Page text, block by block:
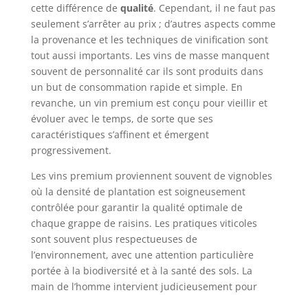
cette différence de qualité. Cependant, il ne faut pas
seulement s’arrêter au prix ; d’autres aspects comme
la provenance et les techniques de vinification sont
tout aussi importants. Les vins de masse manquent
souvent de personnalité car ils sont produits dans
un but de consommation rapide et simple. En
revanche, un vin premium est conçu pour vieillir et
évoluer avec le temps, de sorte que ses
caractéristiques s’affinent et émergent
progressivement.
Les vins premium proviennent souvent de vignobles
où la densité de plantation est soigneusement
contrôlée pour garantir la qualité optimale de
chaque grappe de raisins. Les pratiques viticoles
sont souvent plus respectueuses de
l’environnement, avec une attention particulière
portée à la biodiversité et à la santé des sols. La
main de l’homme intervient judicieusement pour